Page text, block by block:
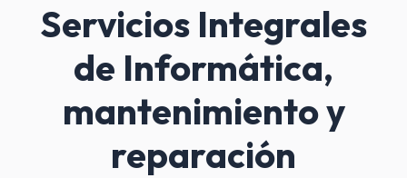
Servicios Integrales
de Informática,
mantenimiento y
reparación